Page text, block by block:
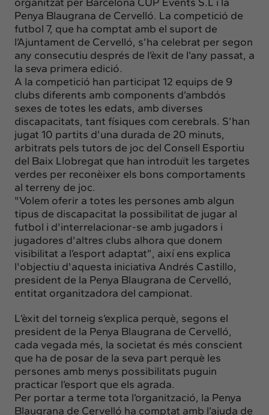
Penya Blaugrana de Cervelló. La competició de
futbol 7, que ha comptat amb el suport de
l’Ajuntament de Cervelló, s’ha celebrat per segon
any consecutiu després de l’èxit de l’any passat, a
la seva primera edició.
A la competició han participat 12 equips de 9
clubs diferents amb components d’ambdós
sexes de totes les edats, amb diverses
discapacitats, tant físiques com cerebrals. S’han
jugat 10 partits d’una durada de 20 minuts,
arbitrats pels tutors de joc del Consell Esportiu
del Baix Llobregat que han introduït les targetes
verdes per reconèixer els bons comportaments
al terreny de joc.
"Volem oferir a totes les persones amb algun
tipus de discapacitat la possibilitat de jugar al
futbol i d'interrelacionar-se amb jugadors i
jugadores d'altres clubs alhora que donem
visibilitat a l’esport adaptat”, així ens explica
l'objectiu d'aquesta iniciativa Andrés Castillo,
president de la Penya Blaugrana de Cervelló,
entitat organitzadora del campionat.
L’èxit del torneig s’explica perquè, segons el
president de la Penya Blaugrana de Cervelló,
cada vegada més, la societat és més conscient
que ha de posar de la seva part perquè les
persones amb menys possibilitats puguin
practicar l’esport que els agrada.
Per portar a terme tota l’organització, la Penya
Blaugrana de Cervelló ha comptat amb l’ajuda de